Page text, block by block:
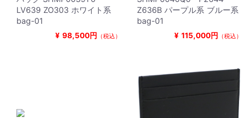
LV639 ZO303 ホワイト系
bag-01
¥ 98,500円 （税込）
Z636B パープル系 ブルー系
bag-01
¥ 115,000円 （税込）